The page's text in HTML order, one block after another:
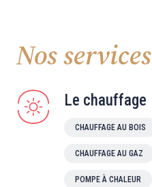
Nos services
Le chauffage
CHAUFFAGE AU BOIS
CHAUFFAGE AU GAZ
POMPE À CHALEUR